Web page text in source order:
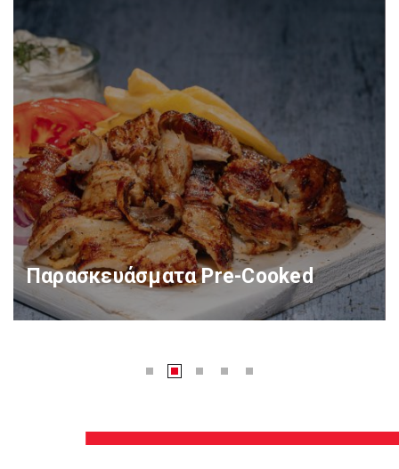
Παρασκευάσματα Pre-Cooked